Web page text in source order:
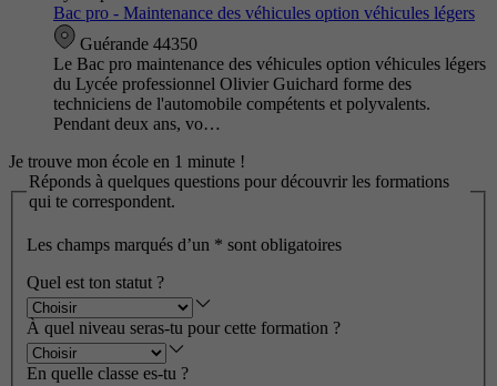
Bac pro - Maintenance des véhicules option véhicules légers
Guérande 44350
Le Bac pro maintenance des véhicules option véhicules légers
du Lycée professionnel Olivier Guichard forme des
techniciens de l'automobile compétents et polyvalents.
Pendant deux ans, vo…
Je trouve mon école en 1 minute !
Réponds à quelques questions pour découvrir les formations
qui te correspondent.
Les champs marqués d’un * sont obligatoires
Quel est ton statut ?
À quel niveau seras-tu pour cette formation ?
En quelle classe es-tu ?